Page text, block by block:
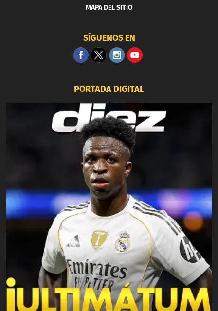
MAPA DEL SITIO
SÍGUENOS EN
PORTADA DIGITAL